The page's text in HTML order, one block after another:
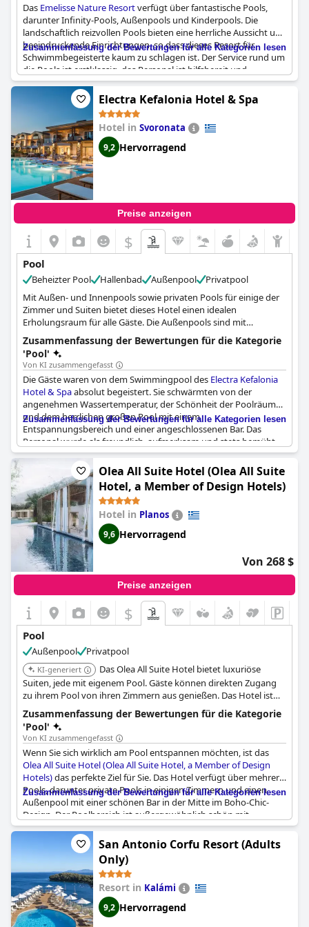
Das Emelisse Nature Resortverfügt über fantastische Pools,
darunter Infinity-Pools, Außenpools und Kinderpools. Die
landschaftlich reizvollen Pools bieten eine herrliche Aussicht und
beeindruckende Einrichtungen, so dass dieses Resort für
Schwimmbegeisterte kaum zu schlagen ist. Der Service rund um
die Pools ist erstklassig, das Personal ist hilfsbereit und
freundlich, auch wenn es für manche Gäste schwierig sein
könnte, am Hauptpool eine Liege zu bekommen. Die Anlage
bietet außerdem einen einfachen Zugang zu den nahe
gelegenen Stränden und ist damit ideal für alle, die einen
Strandurlaub verbringen möchten. Einige Gäste haben jedoch
Probleme mit der Sauberkeit im Poolbereich und der
mangelnden Aufmerksamkeit des Personals während des
Mittagessens bemängelt. Nichtsdestotrotz ist das
Nature Resortein fantastischer Ort zum Entspannen und
Genießen der schönen Poolanlagen.
Zusammenfassung der Bewertungen für alle Kategorien lesen
Electra Kefalonia Hotel & Spa
Hotel in Svoronata
9,2 Hervorragend
Preise anzeigen
$
Pool
Beheizter Pool Hallenbad Außenpool
Privatpool
Mit Außen- und Innenpools sowie privaten Pools für einige der
Zimmer und Suiten bietet dieses Hotel einen idealen
Erholungsraum für alle Gäste. Die Außenpools sind mit
Liegestühlen ausgestattet, auf denen die Gäste ein
erfrischendes Getränk genießen können, während sich der
Innenpool im Wellnessbereich des Hotels befindet.
Zusammenfassung der Bewertungen für die Kategorie
'Pool'
Von KI zusammengefasst
Die Gäste waren von dem Swimmingpool des Electra Kefalonia
Hotel & Spaabsolut begeistert. Sie schwärmten von der
angenehmen Wassertemperatur, der Schönheit der Poolräume
und dem herrlichen großen Pool mit einem
Entspannungsbereich und einer angeschlossenen Bar. Das
Personal wurde als freundlich, aufmerksam und stets bemüht
beschrieben, den Aufenthalt noch besser zu gestalten. Einige
Gäste hatten sogar ihren eigenen privaten Pool. Der Pool war
sauber, Handtücher wurden zur Verfügung gestellt und es gab
sogar Dusch- und Umkleideräume. Während einige Gäste
anmerkten, dass der Pool gelegentlich kalt war und man
Flugzeuge über ihm hören konnte, war die Mehrheit der
Bewertungen überwältigend positiv, wobei die Gäste den Pool
als "fantastisch", "superb", "schön" und "perfekt" beschrieben.
Zusammenfassung der Bewertungen für alle Kategorien lesen
Olea All Suite Hotel (Olea All Suite
Hotel, a Member of Design Hotels)
Hotel in Planos
9,6 Hervorragend
Von 268 $
Preise anzeigen
$
Pool
Außenpool Privatpool
KI-generiert
Das Olea All Suite Hotel bietet luxuriöse
Suiten, jede mit eigenem Pool. Gäste können direkten Zugang
zu ihrem Pool von ihren Zimmern aus genießen. Das Hotel ist
von Olivenbäumen umgeben und bietet eine ruhige
Atmosphäre.
Zusammenfassung der Bewertungen für die Kategorie
'Pool'
Von KI zusammengefasst
Wenn Sie sich wirklich am Pool entspannen möchten, ist das
Olea All Suite Hotel (Olea All Suite Hotel, a Member of Design
Hotels)das perfekte Ziel für Sie. Das Hotel verfügt über mehrere
Pools, darunter private Pools in einigen Zimmern und einen
Außenpool mit einer schönen Bar in der Mitte im Boho-Chic-
Design. Der Poolbereich ist außergewöhnlich schön mit
bequemen Sonnenliegen und einem herrlichen Blick auf einen
alten Olivenhain am Berghang. Die Einrichtungen einschließlich
des Pools waren ideal und das Wasser hatte genau die richtige
Temperatur zum Schwimmen. Die Gäste schwärmten, dass der
Pool sehr sauber und wunderschön war, und ein Gast erwähnte
sogar, dass der Pool seines Zimmers das Highlight der Reise war.
Obwohl das Hotel in einem alten Olivenhain liegt, fehlt es dem
Poolbereich an schattigen Plätzen. Das Hotel bietet auch einen
Zusammenfassung der Bewertungen für alle Kategorien lesen
San Antonio Corfu Resort (Adults
Only)
Resort in Kalámi
9,2 Hervorragend